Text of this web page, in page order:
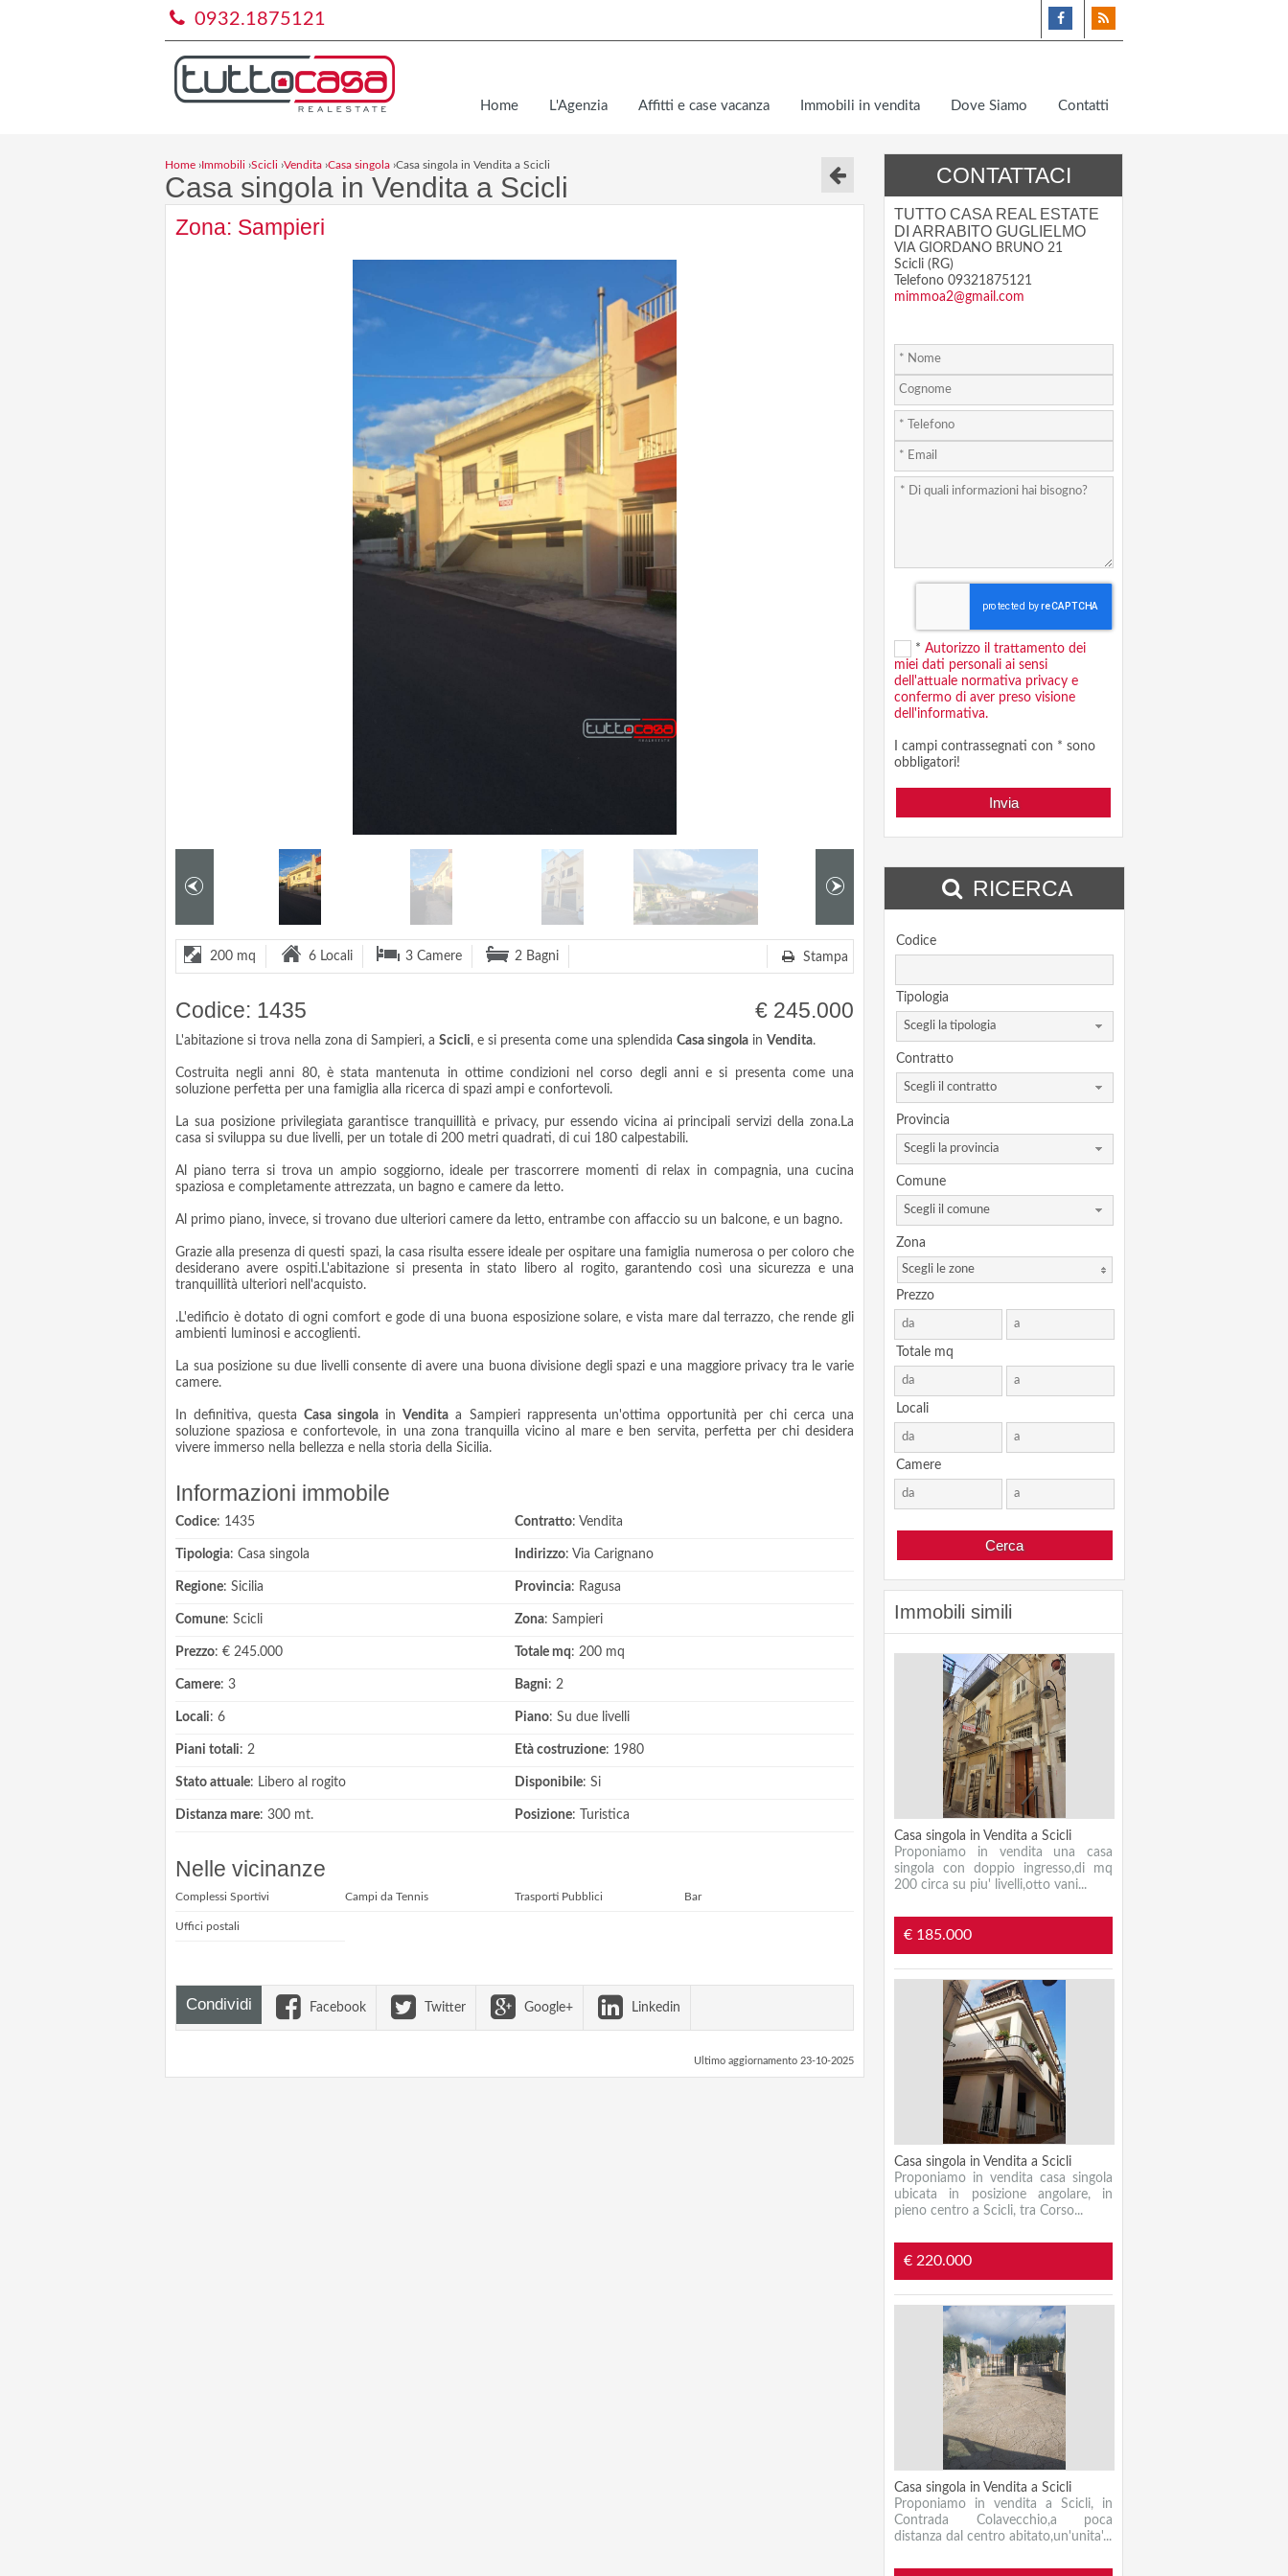
0932.1875121
Home L'Agenzia Affitti e case vacanza Immobili in vendita Dove Siamo Contatti
Home ›Immobili ›Scicli ›Vendita ›Casa singola ›Casa singola in Vendita a Scicli
Casa singola in Vendita a Scicli
Zona: Sampieri
200 mq 6 Locali 3 Camere 2 Bagni Stampa
Codice: 1435 € 245.000
L'abitazione si trova nella zona di Sampieri, a Scicli, e si presenta come una splendida Casa singola in Vendita.
Costruita negli anni 80, è stata mantenuta in ottime condizioni nel corso degli anni e si presenta come una
soluzione perfetta per una famiglia alla ricerca di spazi ampi e confortevoli.
La sua posizione privilegiata garantisce tranquillità e privacy, pur essendo vicina ai principali servizi della zona.La
casa si sviluppa su due livelli, per un totale di 200 metri quadrati, di cui 180 calpestabili.
Al piano terra si trova un ampio soggiorno, ideale per trascorrere momenti di relax in compagnia, una cucina
spaziosa e completamente attrezzata, un bagno e camere da letto.
Al primo piano, invece, si trovano due ulteriori camere da letto, entrambe con affaccio su un balcone, e un bagno.
Grazie alla presenza di questi spazi, la casa risulta essere ideale per ospitare una famiglia numerosa o per coloro che
desiderano avere ospiti.L'abitazione si presenta in stato libero al rogito, garantendo così una sicurezza e una
tranquillità ulteriori nell'acquisto.
.L'edificio è dotato di ogni comfort e gode di una buona esposizione solare, e vista mare dal terrazzo, che rende gli
ambienti luminosi e accoglienti.
La sua posizione su due livelli consente di avere una buona divisione degli spazi e una maggiore privacy tra le varie
camere.
In definitiva, questaCasa singola inVendita a Sampieri rappresenta un'ottima opportunità per chi cerca una
soluzione spaziosa e confortevole, in una zona tranquilla vicino al mare e ben servita, perfetta per chi desidera
vivere immerso nella bellezza e nella storia della Sicilia.
Informazioni immobile
Codice: 1435 Contratto: Vendita
Tipologia: Casa singola Indirizzo: Via Carignano
Regione: Sicilia Provincia: Ragusa
Comune: Scicli Zona: Sampieri
Prezzo: € 245.000 Totale mq: 200 mq
Camere: 3 Bagni: 2
Locali: 6 Piano: Su due livelli
Piani totali: 2 Età costruzione: 1980
Stato attuale: Libero al rogito Disponibile: Si
Distanza mare: 300 mt. Posizione: Turistica
Nelle vicinanze
Complessi Sportivi Campi da Tennis Trasporti Pubblici Bar
Uffici postali
Condividi Facebook Twitter Google+ Linkedin
Ultimo aggiornamento 23-10-2025
CONTATTACI
TUTTO CASA REAL ESTATE
DI ARRABITO GUGLIELMO
VIA GIORDANO BRUNO 21
Scicli (RG)
Telefono 09321875121
mimmoa2@gmail.com
* Autorizzo il trattamento dei
miei dati personali ai sensi
dell'attuale normativa privacy e
confermo di aver preso visione
dell'informativa.
I campi contrassegnati con * sono
obbligatori!
RICERCA
Codice
Tipologia
Scegli la tipologia
Contratto
Scegli il contratto
Provincia
Scegli la provincia
Comune
Scegli il comune
Zona
Scegli le zone
Prezzo
Totale mq
Locali
Camere
Immobili simili
Casa singola in Vendita a Scicli
Proponiamo in vendita una casa
singola con doppio ingresso,di mq
200 circa su piu' livelli,otto vani...
€ 185.000
Casa singola in Vendita a Scicli
Proponiamo in vendita casa singola
ubicata in posizione angolare, in
pieno centro a Scicli, tra Corso...
€ 220.000
Casa singola in Vendita a Scicli
Proponiamo in vendita a Scicli, in
Contrada Colavecchio,a poca
distanza dal centro abitato,un'unita'...